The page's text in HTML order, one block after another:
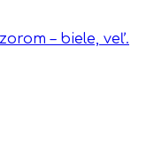
– biele, veľ.